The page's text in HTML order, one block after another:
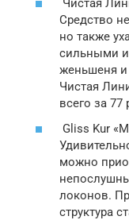
Чистая
Средство
но также
сильными
женьшеня и
Чистая
всего за 77
Gliss Kur
можно
локонов.
структура